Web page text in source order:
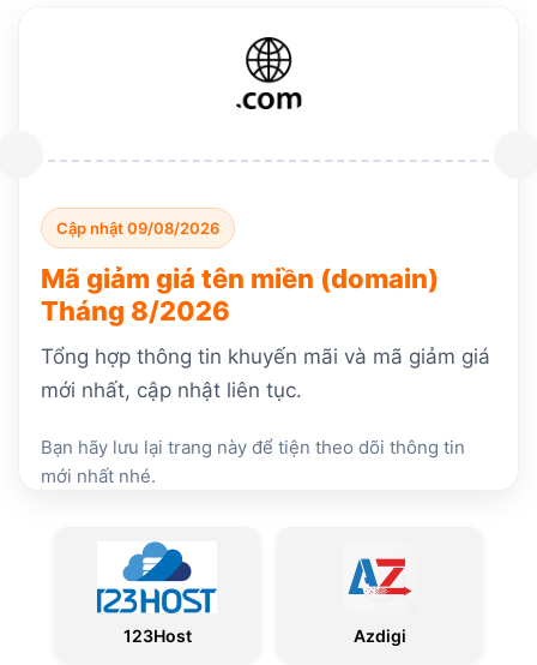
Cập nhật 09/08/2026
Mã giảm giá tên miền (domain)
Tháng 8/2026
Tổng hợp thông tin khuyến mãi và mã giảm giá
mới nhất, cập nhật liên tục.
Bạn hãy lưu lại trang này để tiện theo dõi thông tin
mới nhất nhé.
123Host Azdigi